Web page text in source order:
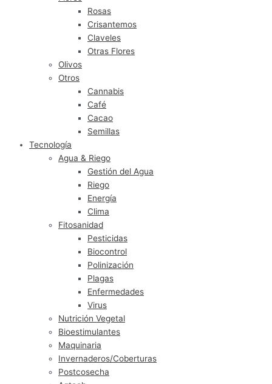
Rosas
Crisantemos
Claveles
Otras Flores
Olivos
Otros
Cannabis
Café
Cacao
Semillas
Tecnología
Agua & Riego
Gestión del Agua
Riego
Energía
Clima
Fitosanidad
Pesticidas
Biocontrol
Polinización
Plagas
Enfermedades
Virus
Nutrición Vegetal
Bioestimulantes
Maquinaria
Invernaderos/Coberturas
Postcosecha